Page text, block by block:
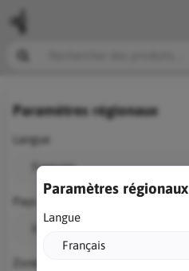
Paramètres régionaux
Langue
Pays
Zone/Région/Département
Paramètres régionaux
Langue